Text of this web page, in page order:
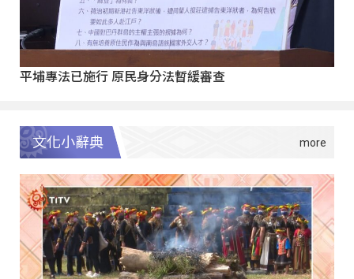
平埔專法已施行 原民身分法暫緩審查
文化小辭典